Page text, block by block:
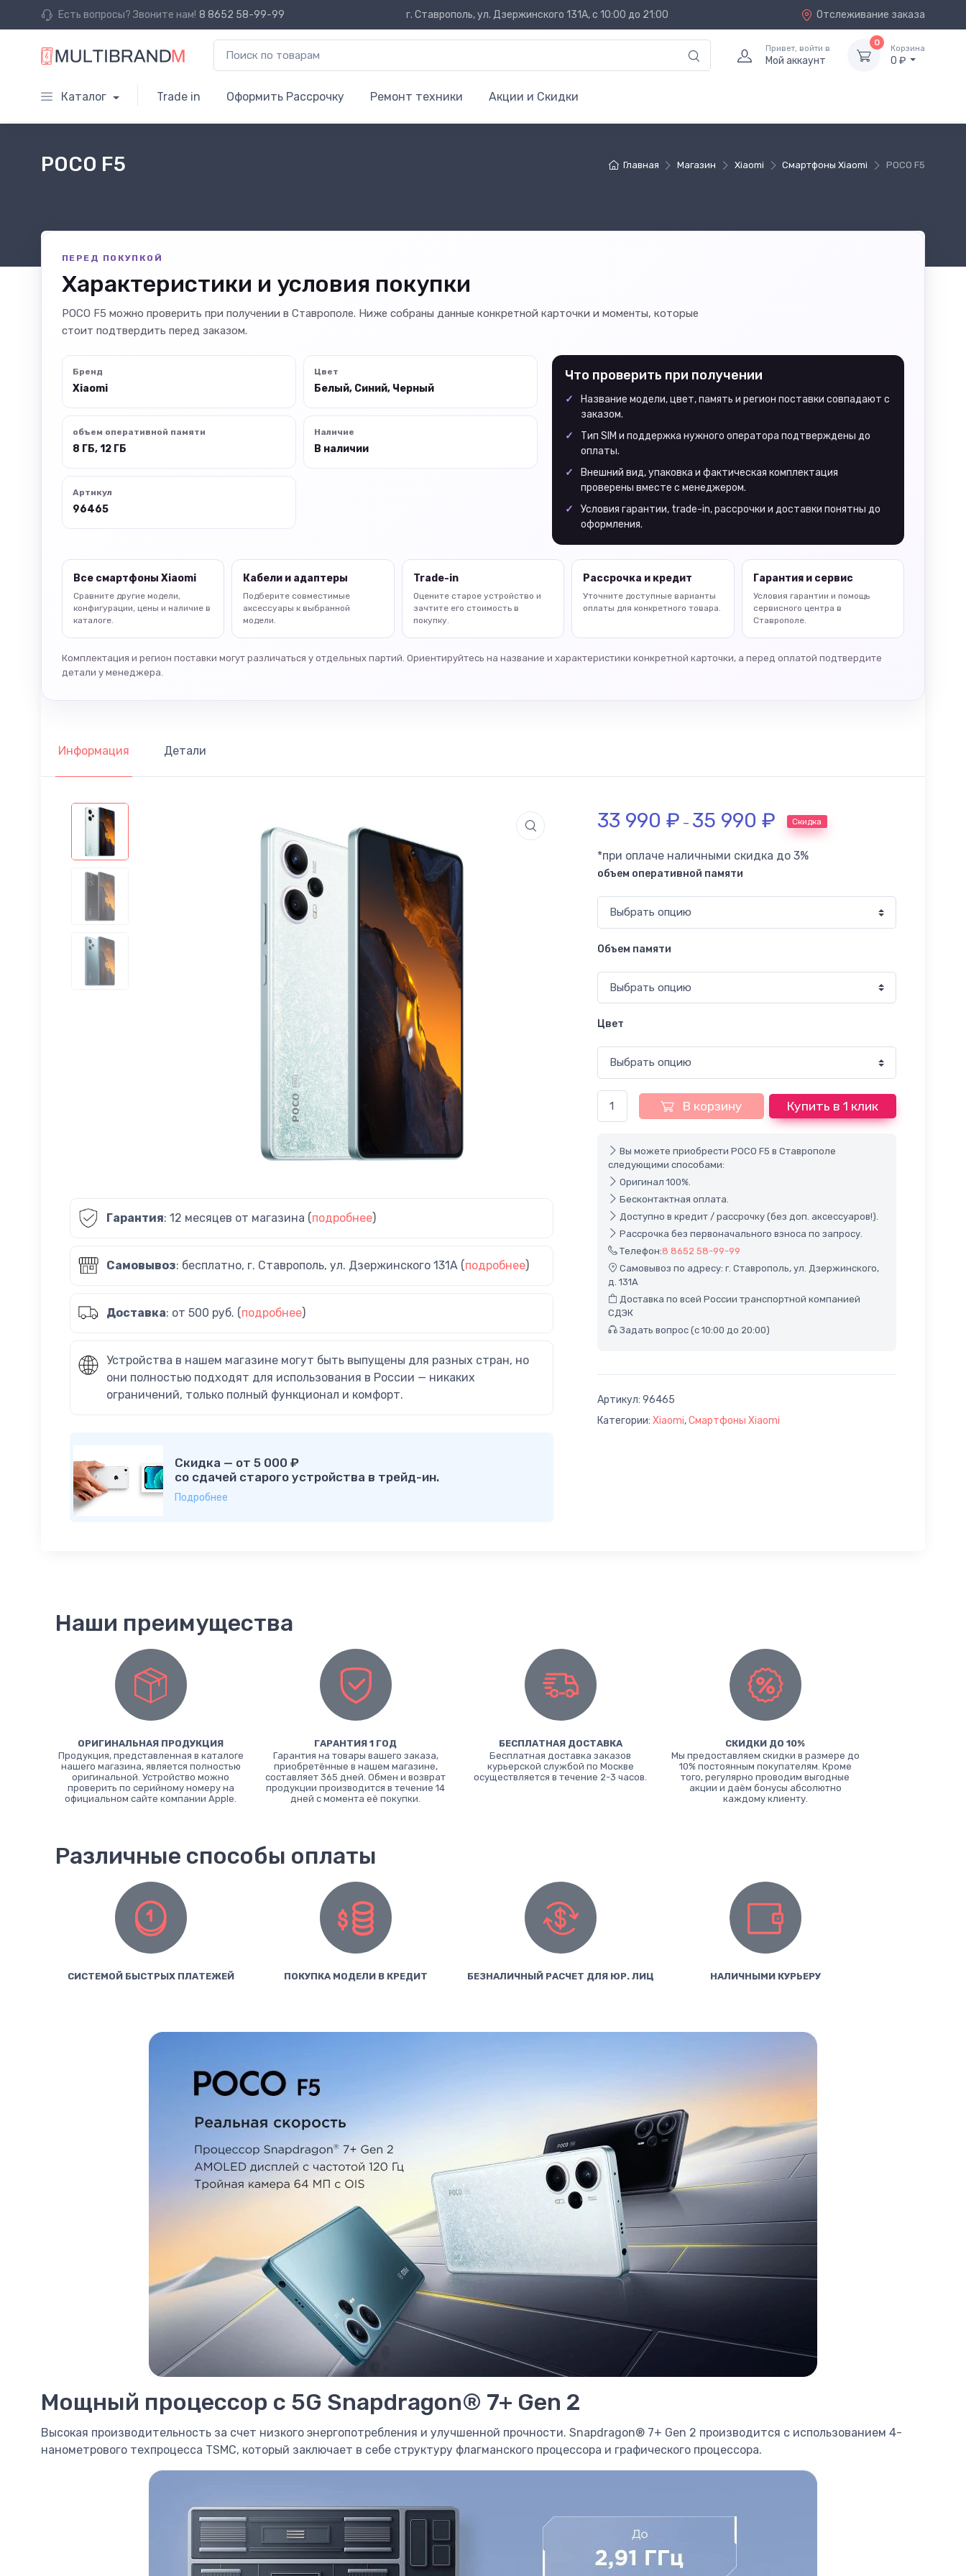
Есть вопросы? Звоните нам! 8 8652 58-99-99 г. Ставрополь, ул. Дзержинского 131А, с 10:00 до 21:00 Отслеживание заказа
Привет, войти в
Мой аккаунт
0
Корзина
0 ₽
Каталог Trade in Оформить Рассрочку Ремонт техники Акции и Скидки
Главная Магазин Xiaomi Смартфоны Xiaomi POCO F5
POCO F5
ПЕРЕД ПОКУПКОЙ
Характеристики и условия покупки
POCO F5 можно проверить при получении в Ставрополе. Ниже собраны данные конкретной карточки и моменты, которые
стоит подтвердить перед заказом.
Бренд
Xiaomi
Цвет
Белый, Синий, Черный
объем оперативной памяти
8 ГБ, 12 ГБ
Наличие
В наличии
Артикул
96465
Что проверить при получении
Название модели, цвет, память и регион поставки совпадают с
заказом.
Тип SIM и поддержка нужного оператора подтверждены до
оплаты.
Внешний вид, упаковка и фактическая комплектация
проверены вместе с менеджером.
Условия гарантии, trade-in, рассрочки и доставки понятны до
оформления.
Все смартфоны Xiaomi
Сравните другие модели,
конфигурации, цены и наличие в
каталоге.
Кабели и адаптеры
Подберите совместимые
аксессуары к выбранной
модели.
Trade-in
Оцените старое устройство и
зачтите его стоимость в
покупку.
Рассрочка и кредит
Уточните доступные варианты
оплаты для конкретного товара.
Гарантия и сервис
Условия гарантии и помощь
сервисного центра в
Ставрополе.
Комплектация и регион поставки могут различаться у отдельных партий. Ориентируйтесь на название и характеристики конкретной карточки, а перед оплатой подтвердите
детали у менеджера.
Информация Детали
Гарантия: 12 месяцев от магазина (подробнее)
Самовывоз: бесплатно, г. Ставрополь, ул. Дзержинского 131А (подробнее)
Доставка: от 500 руб. (подробнее)
Устройства в нашем магазине могут быть выпущены для разных стран, но
они полностью подходят для использования в России — никаких
ограничений, только полный функционал и комфорт.
Скидка — от 5 000 ₽
со сдачей старого устройства в трейд-ин.
Подробнее
33 990 ₽ – 35 990 ₽ Скидка
*при оплаче наличными скидка до 3%
объем оперативной памяти
Объем памяти
Цвет
В корзину Купить в 1 клик
Вы можете приобрести POCO F5 в Ставрополе
следующими способами:
Оригинал 100%.
Бесконтактная оплата.
Доступно в кредит / рассрочку (без доп. аксессуаров!).
Рассрочка без первоначального взноса по запросу.
Телефон:8 8652 58-99-99
Самовывоз по адресу: г. Ставрополь, ул. Дзержинского,
д. 131А
Доставка по всей России транспортной компанией
СДЭК
Задать вопрос (с 10:00 до 20:00)
Артикул: 96465
Категории: Xiaomi,Смартфоны Xiaomi
Наши преимущества
ОРИГИНАЛЬНАЯ ПРОДУКЦИЯ
Продукция, представленная в каталоге
нашего магазина, является полностью
оригинальной. Устройство можно
проверить по серийному номеру на
официальном сайте компании Apple.
ГАРАНТИЯ 1 ГОД
Гарантия на товары вашего заказа,
приобретённые в нашем магазине,
составляет 365 дней. Обмен и возврат
продукции производится в течение 14
дней с момента её покупки.
БЕСПЛАТНАЯ ДОСТАВКА
Бесплатная доставка заказов
курьерской службой по Москве
осуществляется в течение 2-3 часов.
СКИДКИ ДО 10%
Мы предоставляем скидки в размере до
10% постоянным покупателям. Кроме
того, регулярно проводим выгодные
акции и даём бонусы абсолютно
каждому клиенту.
Различные способы оплаты
СИСТЕМОЙ БЫСТРЫХ ПЛАТЕЖЕЙ ПОКУПКА МОДЕЛИ В КРЕДИТ БЕЗНАЛИЧНЫЙ РАСЧЕТ ДЛЯ ЮР. ЛИЦ НАЛИЧНЫМИ КУРЬЕРУ
Мощный процессор c 5G Snapdragon® 7+ Gen 2
Высокая производительность за счет низкого энергопотребления и улучшенной прочности. Snapdragon® 7+ Gen 2 производится с использованием 4-
нанометрового техпроцесса TSMC, который заключает в себе структуру флагманского процессора и графического процессора.